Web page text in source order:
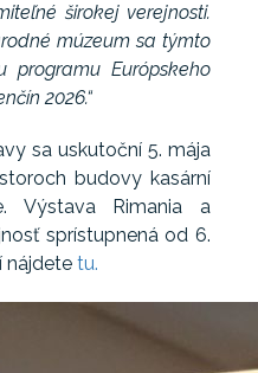
širokej verejnosti.
múzeum sa týmto
programu Európskeho
2026.“
sa uskutoční 5. mája
budovy kasární
Výstava Rimania a
sprístupnená od 6.
nájdete tu.